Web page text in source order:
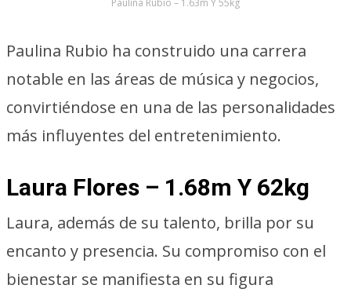
Paulina Rubio – 1.63m Y 55kg
Paulina Rubio ha construido una carrera
notable en las áreas de música y negocios,
convirtiéndose en una de las personalidades
más influyentes del entretenimiento.
Laura Flores – 1.68m Y 62kg
Laura, además de su talento, brilla por su
encanto y presencia. Su compromiso con el
bienestar se manifiesta en su figura